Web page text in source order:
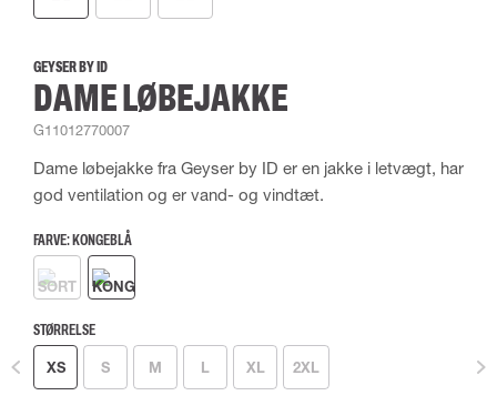
GEYSER BY ID
DAME LØBEJAKKE
G11012770007
Dame løbejakke fra Geyser by ID er en jakke i letvægt, har
god ventilation og er vand- og vindtæt.
FARVE: KONGEBLÅ
STØRRELSE
XS S M L XL 2XL